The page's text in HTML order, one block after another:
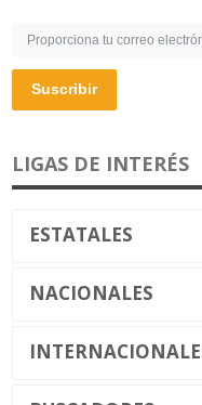
Suscribir
LIGAS DE INTERÉS
ESTATALES
NACIONALES